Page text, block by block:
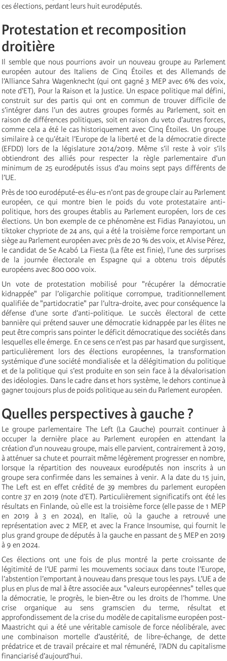
ces élections, perdant leurs huit eurodéputés.
Protestation et recomposition
droitière
Il semble que nous pourrions avoir un nouveau groupe au Parlement
européen autour des Italiens de Cinq Étoiles et des Allemands de
l’Alliance Sahra Wagenknecht (qui ont gagné 3 MEP avec 6% des voix,
note d’ET), Pour la Raison et la Justice. Un espace politique mal défini,
construit sur des partis qui ont en commun de trouver difficile de
s’intégrer dans l’un des autres groupes formés au Parlement, soit en
raison de différences politiques, soit en raison du veto d’autres forces,
comme cela a été le cas historiquement avec Cinq Étoiles. Un groupe
similaire à ce qu’était l’Europe de la liberté et de la démocratie directe
(EFDD) lors de la législature 2014/2019. Même s’il reste à voir s’ils
obtiendront des alliés pour respecter la règle parlementaire d’un
minimum de 25 eurodéputés issus d’au moins sept pays différents de
l’UE.
Près de 100 eurodéputé-es élu-es n’ont pas de groupe clair au Parlement
européen, ce qui montre bien le poids du vote protestataire anti-
politique, hors des groupes établis au Parlement européen, lors de ces
élections. Un bon exemple de ce phénomène est Fidias Panayiotou, un
tiktoker chypriote de 24 ans, qui a été la troisième force remportant un
siège au Parlement européen avec près de 20 % des voix, et Alvise Pérez,
le candidat de Se Acabó La Fiesta (La fête est finie), l’une des surprises
de la journée électorale en Espagne qui a obtenu trois députés
européens avec 800 000 voix.
Un vote de protestation mobilisé pour "récupérer la démocratie
kidnappée" par l’oligarchie politique corrompue, traditionnellement
qualifiée de "partidocratie" par l’ultra-droite, avec pour conséquence la
défense d’une sorte d’anti-politique. Le succès électoral de cette
bannière qui prétend sauver une démocratie kidnappée par les élites ne
peut être compris sans pointer le déficit démocratique des sociétés dans
lesquelles elle émerge. En ce sens ce n’est pas par hasard que surgissent,
particulièrement lors des élections européennes, la transformation
systémique d’une société mondialisée et la délégitimation du politique
et de la politique qui s’est produite en son sein face à la dévalorisation
des idéologies. Dans le cadre dans et hors système, le dehors continue à
gagner toujours plus de poids politique au sein du Parlement européen.
Quelles perspectives à gauche ?
Le groupe parlementaire The Left (La Gauche) pourrait continuer à
occuper la dernière place au Parlement européen en attendant la
création d’un nouveau groupe, mais elle parvient, contrairement à 2019,
à atténuer sa chute et pourrait même légèrement progresser en nombre,
lorsque la répartition des nouveaux eurodéputés non inscrits à un
groupe sera confirmée dans les semaines à venir. A la date du 15 juin,
The Left est en effet crédité de 39 membres du parlement européen
contre 37 en 2019 (note d’ET). Particulièrement significatifs ont été les
résultats en Finlande, où elle est la troisième force (elle passe de 1 MEP
en 2019 à 3 en 2024), en Italie, où la gauche a retrouvé une
représentation avec 2 MEP, et avec la France Insoumise, qui fournit le
plus grand groupe de députés à la gauche en passant de 5 MEP en 2019
à 9 en 2024.
Ces élections ont une fois de plus montré la perte croissante de
légitimité de l’UE parmi les mouvements sociaux dans toute l’Europe,
l’abstention l’emportant à nouveau dans presque tous les pays. L’UE a de
plus en plus de mal à être associée aux "valeurs européennes" telles que
la démocratie, le progrès, le bien-être ou les droits de l’homme. Une
crise organique au sens gramscien du terme, résultat et
approfondissement de la crise du modèle de capitalisme européen post-
Maastricht qui a été une véritable camisole de force néolibérale, avec
une combinaison mortelle d’austérité, de libre-échange, de dette
prédatrice et de travail précaire et mal rémunéré, l’ADN du capitalisme
financiarisé d’aujourd’hui.